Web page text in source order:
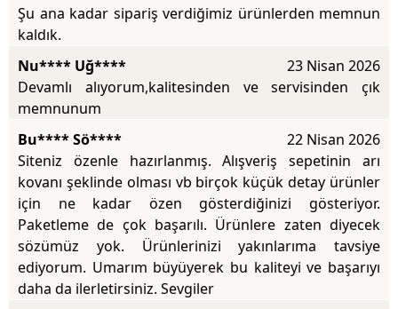
Şu ana kadar sipariş verdiğimiz ürünlerden memnun
kaldık.
Nu**** Uğ****
23 Nisan 2026
Devamlı alıyorum,kalitesinden ve servisinden çık
memnunum
Bu**** Sö****
22 Nisan 2026
Siteniz özenle hazırlanmış. Alışveriş sepetinin arı
kovanı şeklinde olması vb birçok küçük detay ürünler
için ne kadar özen gösterdiğinizi gösteriyor.
Paketleme de çok başarılı. Ürünlere zaten diyecek
sözümüz yok. Ürünlerinizi yakınlarıma tavsiye
ediyorum. Umarım büyüyerek bu kaliteyi ve başarıyı
daha da ilerletirsiniz. Sevgiler